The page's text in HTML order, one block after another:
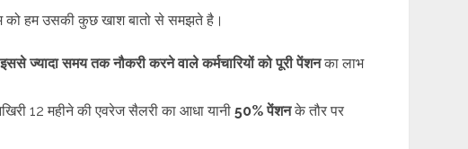
को हम उसकी कुछ खाश बातो से समझते है।
ज्यादा समय तक नौकरी करने वाले कर्मचारियों को पूरी पेंशनका लाभ
12 महीने की एवरेज सैलरी का आधा यानी50% पेंशनके तौर पर